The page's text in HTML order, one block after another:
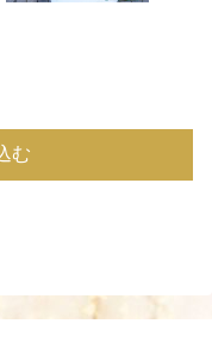
む